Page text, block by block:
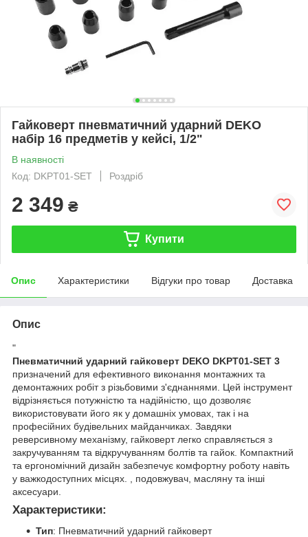
Гайковерт пневматичний ударний DEKO
набір 16 предметів у кейсі, 1/2"
В наявності
Код: DKPT01-SET
Роздріб
2 349 ₴
Купити
Опис Характеристики Відгуки про товар Доставка
Опис
"
Пневматичний ударний гайковерт DEKO DKPT01-SET 3
призначений для ефективного виконання монтажних та
демонтажних робіт з різьбовими з'єднаннями. Цей інструмент
відрізняється потужністю та надійністю, що дозволяє
використовувати його як у домашніх умовах, так і на
професійних будівельних майданчиках. Завдяки
реверсивному механізму, гайковерт легко справляється з
закручуванням та відкручуванням болтів та гайок. Компактний
та ергономічний дизайн забезпечує комфортну роботу навіть
у важкодоступних місцях. , подовжувач, масляну та інші
аксесуари.
Характеристики:
Тип: Пневматичний ударний гайковерт